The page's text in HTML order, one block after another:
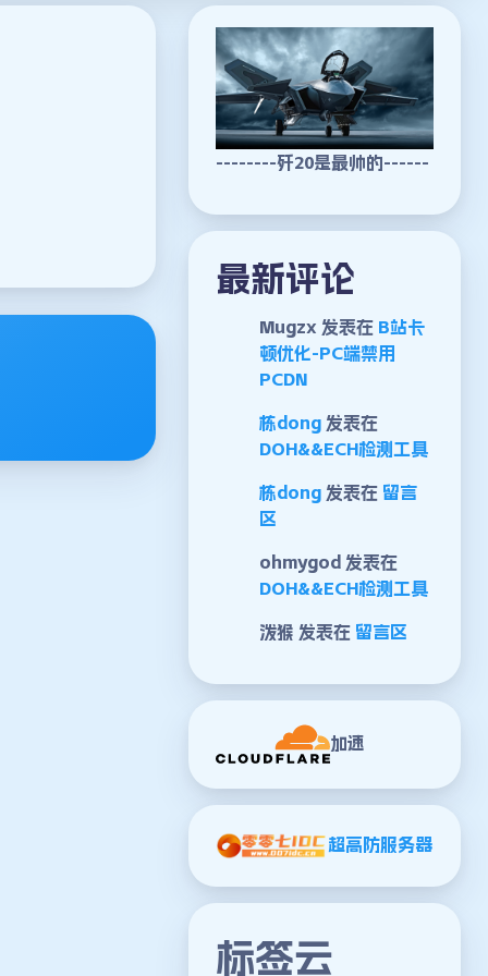
--------歼20是最帅的------
最新评论
Mugzx 发表在 B站卡
顿优化-PC端禁用
PCDN
栋dong 发表在
DOH&&ECH检测工具
栋dong 发表在 留言
区
ohmygod 发表在
DOH&&ECH检测工具
泼猴 发表在 留言区
加速
超高防服务器
标签云